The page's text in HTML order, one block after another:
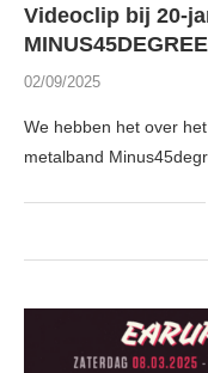
Videoclip bij 20-
02/09/2025
We hebben het over
metalband